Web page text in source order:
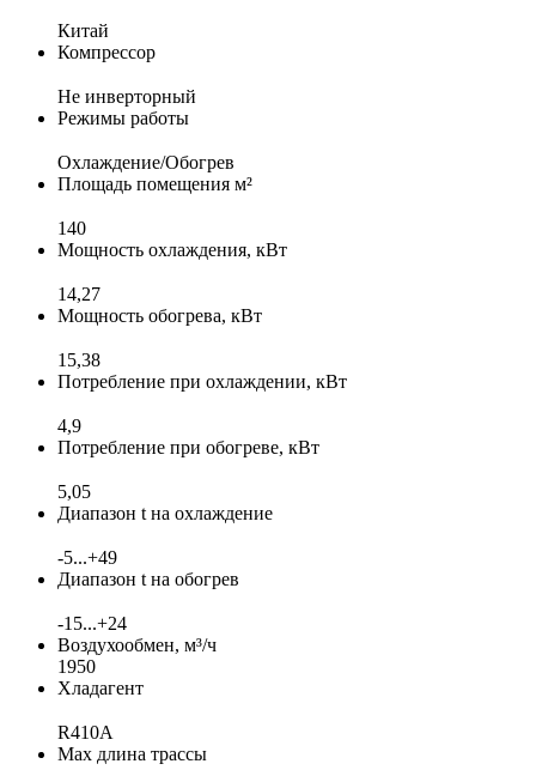
Китай
Компрессор
Не инверторный
Режимы работы
Охлаждение/Обогрев
Площадь помещения м²
140
Мощность охлаждения, кВт
14,27
Мощность обогрева, кВт
15,38
Потребление при охлаждении, кВт
4,9
Потребление при обогреве, кВт
5,05
Диапазон t на охлаждение
-5...+49
Диапазон t на обогрев
-15...+24
Воздухообмен, м³/ч
1950
Хладагент
R410A
Max длина трассы